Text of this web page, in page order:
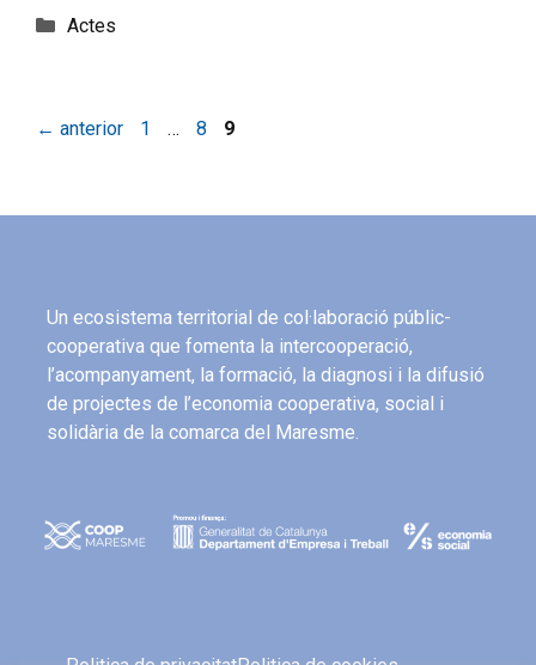
Actes
← anterior 1 … 8 9
Un ecosistema territorial de col·laboració públic-
cooperativa que fomenta la intercooperació,
l’acompanyament, la formació, la diagnosi i la difusió
de projectes de l’economia cooperativa, social i
solidària de la comarca del Maresme.